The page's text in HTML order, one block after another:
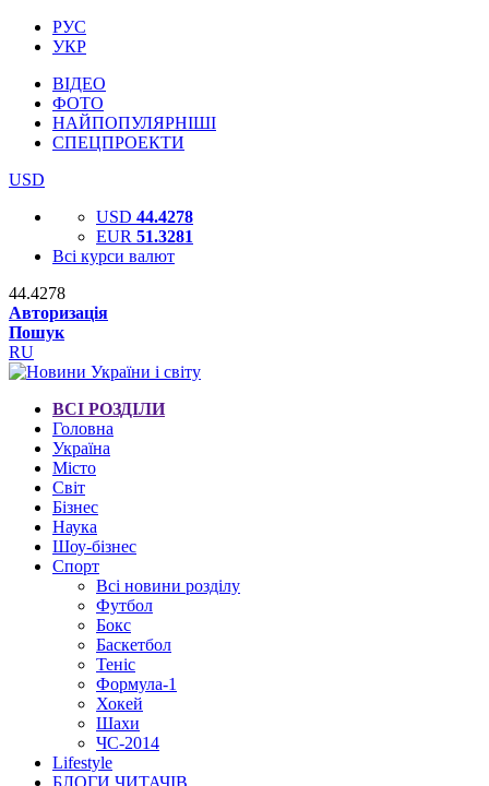
РУС
УКР
ВІДЕО
ФОТО
НАЙПОПУЛЯРНІШІ
СПЕЦПРОЕКТИ
USD
USD 44.4278
EUR 51.3281
Всі курси валют
44.4278
Авторизація
Пошук
RU
ВСІ РОЗДІЛИ
Головна
Україна
Місто
Світ
Бізнес
Наука
Шоу-бізнес
Спорт
Всі новини розділу
Футбол
Бокс
Баскетбол
Теніс
Формула-1
Хокей
Шахи
ЧС-2014
Lifestyle
БЛОГИ ЧИТАЧІВ